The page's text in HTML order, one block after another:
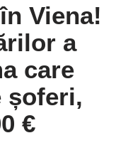
Viena!
a
care
șoferi,
€